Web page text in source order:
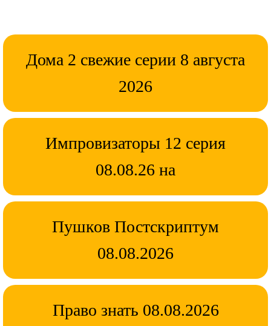
Дома 2 свежие серии 8 августа
2026
Импровизаторы 12 серия
08.08.26 на
Пушков Постскриптум
08.08.2026
Право знать 08.08.2026